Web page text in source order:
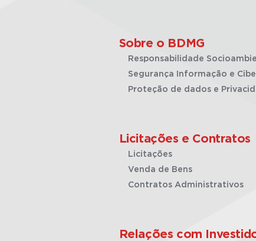
Sobre o BDMG
Responsabilidade
Segurança Informação e
Proteção de dados e
Licitações e Contratos
Licitações
Venda de Bens
Contratos Administrativos
Relações com